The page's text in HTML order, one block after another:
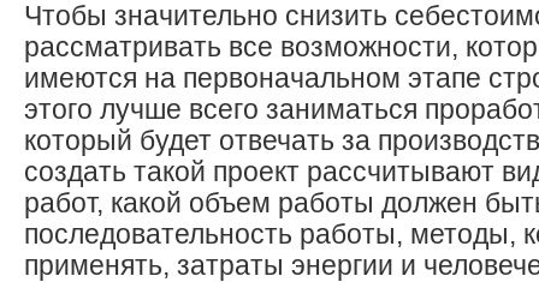
Чтобы значительно снизить
рассматривать все возможности,
имеются на первоначальном этапе
этого лучше всего заниматься
который будет отвечать за
создать такой проект рассчитывают
работ, какой объем работы должен
последовательность работы, методы,
применять, затраты энергии и